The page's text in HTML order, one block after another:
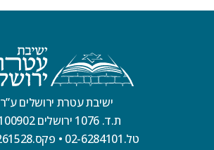
ישיבת עטרת ירושלים ע”ר
ת.ד. 1076 ירושלים 9100902
טל.02-6284101
• פקס.02-6261528